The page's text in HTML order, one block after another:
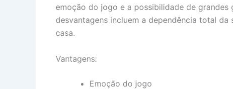
emoção do jogo e a possibilidade de grandes
desvantagens incluem a dependência total
casa.
Vantagens:
Emoção do jogo